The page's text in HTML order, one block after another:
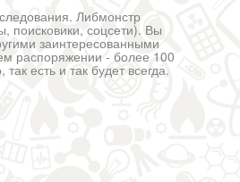
Либмонстр
поисковики, соцсети). Вы
заинтересованными
распоряжении - более 100
есть и так будет всегда.